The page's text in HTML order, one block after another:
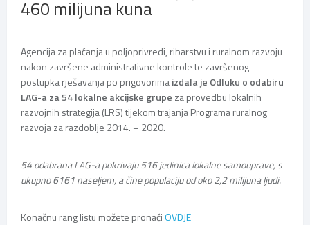
460 milijuna kuna
Agencija za plaćanja u poljoprivredi, ribarstvu i ruralnom razvoju
nakon završene administrativne kontrole te završenog
postupka rješavanja po prigovorimaizdala je Odluku o odabiru
LAG-a za 54 lokalne akcijske grupe za provedbu lokalnih
razvojnih strategija (LRS) tijekom trajanja Programa ruralnog
razvoja za razdoblje 2014. – 2020.
54 odabrana LAG-a pokrivaju 516 jedinica lokalne samouprave, s
ukupno 6161 naseljem, a čine populaciju od oko 2,2 milijuna ljudi.
Konačnu rang listu možete pronaći OVDJE